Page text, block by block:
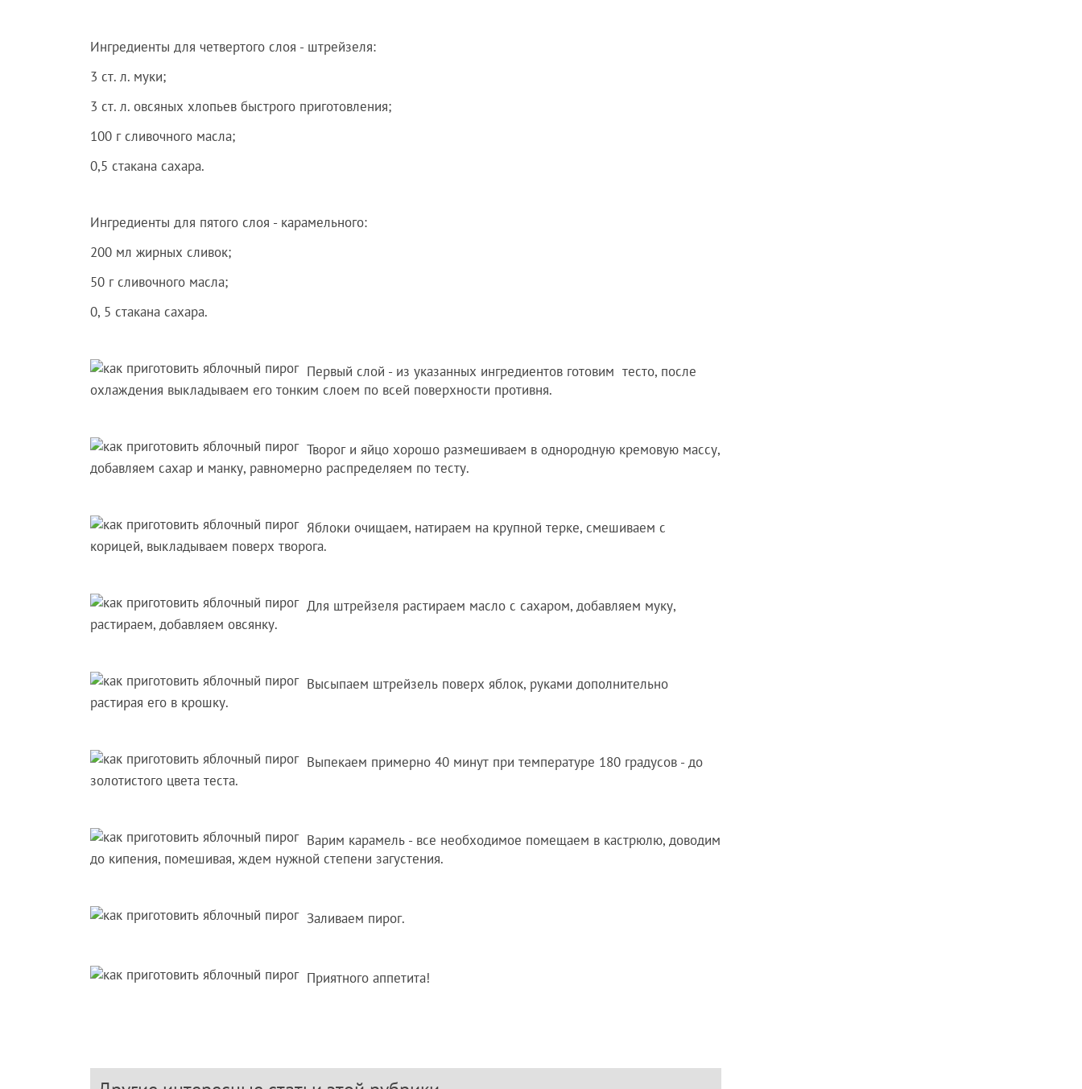
Ингредиенты для четвертого слоя - штрейзеля:
3 ст. л. муки;
3 ст. л. овсяных хлопьев быстрого приготовления;
100 г сливочного масла;
0,5 стакана сахара.
Ингредиенты для пятого слоя - карамельного:
200 мл жирных сливок;
50 г сливочного масла;
0, 5 стакана сахара.
Первый слой - из указанных ингредиентов готовим тесто, после
охлаждения выкладываем его тонким слоем по всей поверхности противня.
Творог и яйцо хорошо размешиваем в однородную кремовую массу,
добавляем сахар и манку, равномерно распределяем по тесту.
Яблоки очищаем, натираем на крупной терке, смешиваем с
корицей, выкладываем поверх творога.
Для штрейзеля растираем масло с сахаром, добавляем муку,
растираем, добавляем овсянку.
Высыпаем штрейзель поверх яблок, руками дополнительно
растирая его в крошку.
Выпекаем примерно 40 минут при температуре 180 градусов - до
золотистого цвета теста.
Варим карамель - все необходимое помещаем в кастрюлю, доводим
до кипения, помешивая, ждем нужной степени загустения.
Заливаем пирог.
Приятного аппетита!